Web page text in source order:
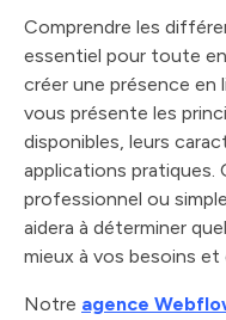
important de
Le site vitrine : la carte
entreprises
Quels sont les
et leurs spécificités ?
Les blogs : quel type
contenu ?
Site institutionnel et
différences ?
Les applications web :
interactif
Site collaboratif et
l'interaction
Les forums : quel type
ligne ?
Site portfolio :
réalisations ?
Site intranet : un type
votre projet ?
Site mobile et site
Comprendre les
essentiel pour toute
créer une présence
vous présente les
disponibles, leurs
applications pratiques.
professionnel ou
aidera à déterminer
mieux à vos besoins
Notre agence